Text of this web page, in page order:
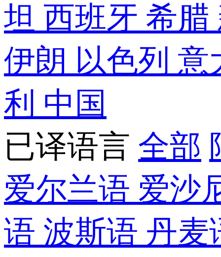
坦 西班牙 希腊
伊朗 以色列 意
利 中国
已译语言 全部
爱尔兰语 爱沙
语 波斯语 丹